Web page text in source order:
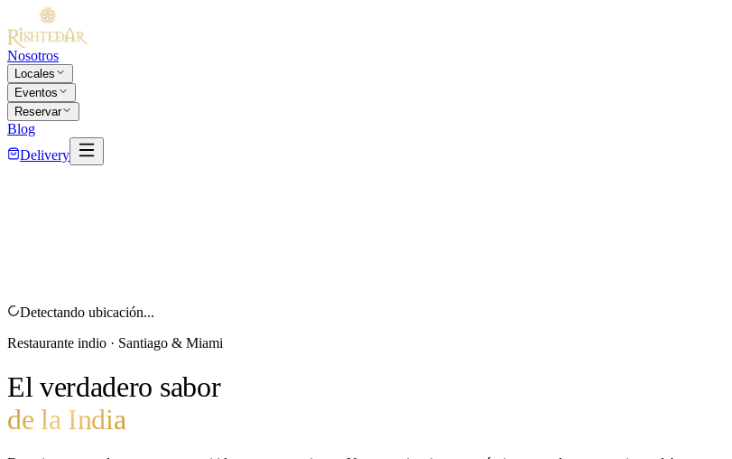
Nosotros
Locales
Eventos
Reservar
Blog
Delivery
Detectando ubicación...
Restaurante indio · Santiago & Miami
El verdadero sabor
de la India